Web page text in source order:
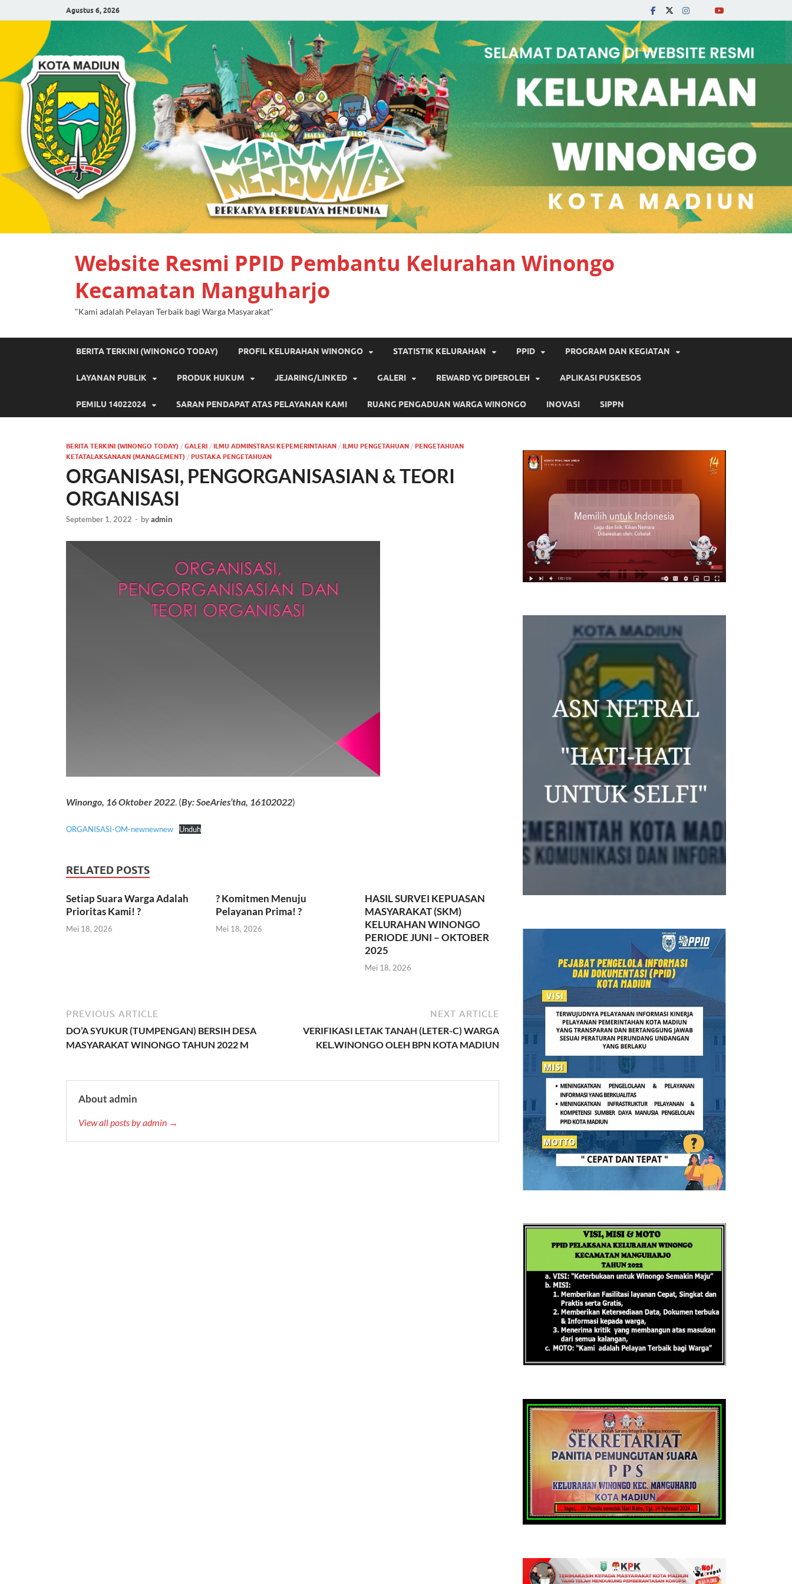
Agustus 6, 2026
Website Resmi PPID Pembantu Kelurahan Winongo
Kecamatan Manguharjo
"Kami adalah Pelayan Terbaik bagi Warga Masyarakat"
BERITA TERKINI (WINONGO TODAY) PROFIL KELURAHAN WINONGO STATISTIK KELURAHAN PPID PROGRAM DAN KEGIATAN
LAYANAN PUBLIK PRODUK HUKUM JEJARING/LINKED GALERI REWARD YG DIPEROLEH APLIKASI PUSKESOS
PEMILU 14022024 SARAN PENDAPAT ATAS PELAYANAN KAMI RUANG PENGADUAN WARGA WINONGO INOVASI SIPPN
BERITA TERKINI (WINONGO TODAY) / GALERI / ILMU ADMINSTRASI KEPEMERINTAHAN / ILMU PENGETAHUAN / PENGETAHUAN
KETATALAKSANAAN (MANAGEMENT) / PUSTAKA PENGETAHUAN
ORGANISASI, PENGORGANISASIAN & TEORI
ORGANISASI
September 1, 2022 - byadmin
Winongo, 16 Oktober 2022. (By: SoeAries’tha, 16102022)
ORGANISASI-OM-newnewnew Unduh
RELATED POSTS
Setiap Suara Warga Adalah
Prioritas Kami! ?
Mei 18, 2026
? Komitmen Menuju
Pelayanan Prima! ?
Mei 18, 2026
HASIL SURVEI KEPUASAN
MASYARAKAT (SKM)
KELURAHAN WINONGO
PERIODE JUNI – OKTOBER
2025
Mei 18, 2026
PREVIOUS ARTICLE
DO’A SYUKUR (TUMPENGAN) BERSIH DESA
MASYARAKAT WINONGO TAHUN 2022 M
NEXT ARTICLE
VERIFIKASI LETAK TANAH (LETER-C) WARGA
KEL.WINONGO OLEH BPN KOTA MADIUN
About admin
View all posts by admin →